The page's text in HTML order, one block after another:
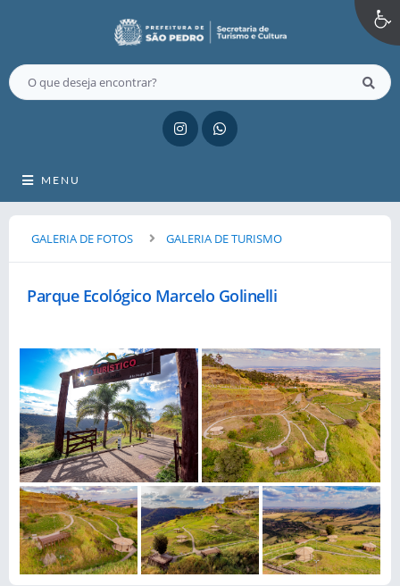
MENU
GALERIA DE FOTOS GALERIA DE TURISMO
Parque Ecológico Marcelo Golinelli